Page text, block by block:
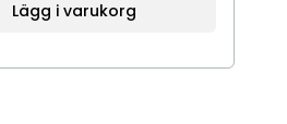
Lägg i varukorg